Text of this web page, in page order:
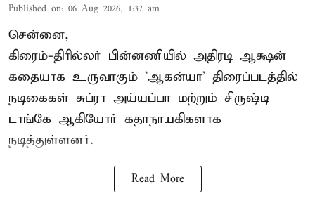
Published on: 06 Aug 2026, 1:37 am
சென்னை,
கிரைம்-திரில்லர் பின்னணியில் அதிரடி ஆக்ஷன்
கதையாக உருவாகும் 'ஆகன்யா' திரைப்படத்தில்
நடிகைகள் சுப்ரா அய்யப்பா மற்றும் சிருஷ்டி
டாங்கே ஆகியோர் கதாநாயகிகளாக
நடித்துள்ளனர்.
Read More